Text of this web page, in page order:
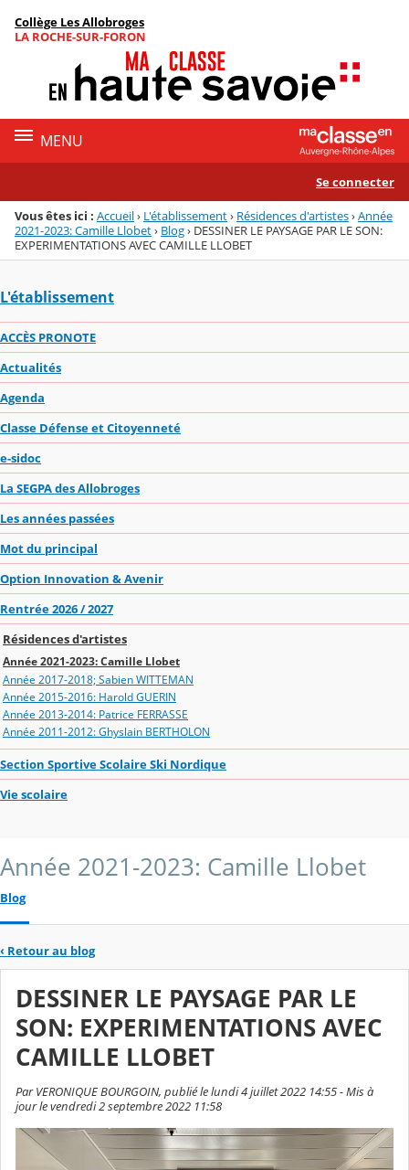
Menu de la rubrique
Contenu
Collège Les Allobroges
LA ROCHE-SUR-FORON
MENU
Se connecter
Vous êtes ici : Accueil› L'établissement› Résidences d'artistes›Année
2021-2023: Camille Llobet› Blog› DESSINER LE PAYSAGE PAR LE SON:
EXPERIMENTATIONS AVEC CAMILLE LLOBET
L'établissement
ACCÈS PRONOTE
Actualités
Agenda
Classe Défense et Citoyenneté
e-sidoc
La SEGPA des Allobroges
Les années passées
Mot du principal
Option Innovation & Avenir
Rentrée 2026 / 2027
Résidences d'artistes
Année 2021-2023: Camille Llobet
Année 2017-2018; Sabien WITTEMAN
Année 2015-2016: Harold GUERIN
Année 2013-2014: Patrice FERRASSE
Année 2011-2012: Ghyslain BERTHOLON
Section Sportive Scolaire Ski Nordique
Vie scolaire
Année 2021-2023: Camille Llobet
Blog
‹ Retour au blog
DESSINER LE PAYSAGE PAR LE
SON: EXPERIMENTATIONS AVEC
CAMILLE LLOBET
Par VERONIQUE BOURGOIN, publié le lundi 4 juillet 2022 14:55 - Mis à
jour le vendredi 2 septembre 2022 11:58